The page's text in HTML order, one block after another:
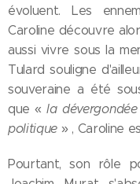
évoluent. Les
Caroline découvre
aussi vivre sous la
Tulard souligne
souveraine a été
que «la
politique » , Caroline
Pourtant, son rôle